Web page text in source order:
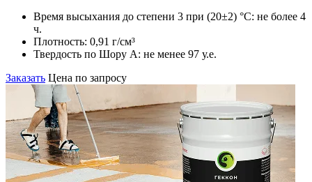
Время высыхания до степени 3 при (20±2) °С: не более 4
ч.
Плотность: 0,91 г/см³
Твердость по Шору А: не менее 97 у.е.
Заказать Цена по запросу